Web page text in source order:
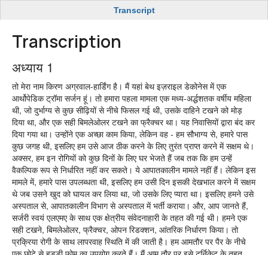
Transcript
Transcription
अध्याय 1
तो मेरा नाम किरण अग्रवाल-हार्डिंग है। मैं यहां बेथ इज़राइल डेकोनेस में एक
आर्थोपेडिक ट्रॉमा सर्जन हूं। तो हमारा पहला मामला एक मध्य-अर्द्धशतक वर्षीय महिला
थी, जो दुर्भाग्य से कुछ सीढ़ियों से नीचे फिसल गई थी, उसके दाहिने टखने को मोड़
दिया था, और एक सही बिमलेओलर टखने का फ्रैक्चर था। यह निवासियों द्वारा बंद कर
दिया गया था। उन्होंने एक अच्छा काम किया, लेकिन वह - हम सौभाग्य से, हमारे पास
कुछ जगह थी, इसलिए हम उसे आज ठीक करने के लिए तुरंत प्राप्त करने में सक्षम थे।
अक्सर, हम इन रोगियों को कुछ दिनों के लिए घर भेजते हैं जब तक कि हम उन्हें
वैकल्पिक रूप से निर्धारित नहीं कर सकते। ये आपातकालीन मामले नहीं हैं। लेकिन इस
मामले में, हमारे पास उपलब्धता थी, इसलिए हम उसी दिन इसकी देखभाल करने में सक्षम
थे जब उसने खुद को घायल कर लिया था, जो उसके लिए प्यारा था। इसलिए हमने उसे
अस्पताल से, आपातकालीन विभाग से अस्पताल में भर्ती कराया। और, आप जानते हैं,
सर्जरी स्वयं एलएमए के साथ एक क्षेत्रीय संवेदनाहारी के तहत की गई थी। हमने एक
सही टखने, बिमलेओलर, फ्रैक्चर, ओपन रिडक्शन, आंतरिक निर्धारण किया। तो
प्रक्रिया रोगी के साथ लापरवाह स्थिति में की जाती है। हम आमतौर पर पैर के नीचे